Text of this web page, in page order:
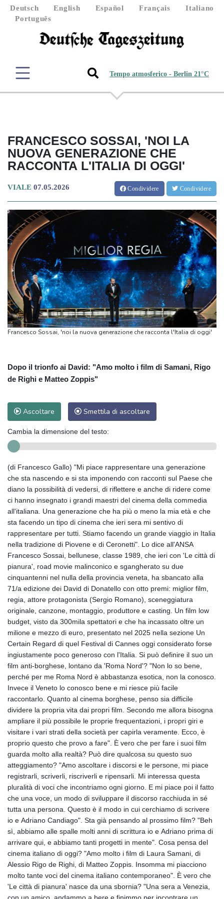
Deutsch English Español Français
Italiano
Português
Tempo atmosferico - Berlin 21°C
FRANCESCO SOSSAI, 'NOI LA
NUOVA GENERAZIONE CHE
RACCONTA L'ITALIA DI OGGI'
VIALE 07.05.2026 Condividere Condividere
Francesco Sossai, 'noi la nuova generazione che racconta l'Italia di oggi'
Dopo il trionfo ai David: "Amo molto i film di Samani, Rigo
de Righi e Matteo Zoppis"
Ascoltare Smettila di ascoltare
Cambia la dimensione del testo:
(di Francesco Gallo) "Mi piace rappresentare una generazione
che sta nascendo e si sta imponendo con racconti sul Paese che
diano la possibilità di vedersi, di riflettere e anche di ridere come
ci hanno insegnato i grandi maestri del cinema della commedia
all'italiana. Una generazione che ha più o meno la mia età e che
sta facendo un tipo di cinema che ieri sera mi sentivo di
rappresentare per tutti. Stiamo facendo un grande viaggio in Italia
nella tradizione di Piovene e di Ceronetti". Lo dice all'ANSA
Francesco Sossai, bellunese, classe 1989, che ieri con 'Le città di
pianura', road movie malinconico e sgangherato su due
cinquantenni nel nulla della provincia veneta, ha sbancato alla
71/a edizione dei David di Donatello con otto premi: miglior film,
regia, attore protagonista (Sergio Romano), sceneggiatura
originale, canzone, montaggio, produttore e casting. Un film low
budget, visto da 300mila spettatori e che ha incassato oltre un
milione e mezzo di euro, presentato nel 2025 nella sezione Un
Certain Regard di quel Festival di Cannes oggi considerato forse
ingiustamente poco generoso con l'Italia. Si può definire il suo un
film anti-borghese, lontano da 'Roma Nord'? "Non lo so bene,
perché per me Roma Nord è abbastanza esotica, non la conosco.
Invece il Veneto lo conosco bene e mi riesce più facile
raccontarlo. Quanto al cinema borghese, penso sia difficile
dividere la propria vita dai propri film. Secondo me allora bisogna
ampliare il più possibile le proprie frequentazioni, i propri giri e
visitare i vari strati della società per capirla veramente. Ecco, è
proprio questo che provo a fare". È vero che per fare i suoi film
guarda molto alla realtà? Può dire qualcosa su questo suo
atteggiamento? "Amo ascoltare i discorsi e le persone, mi piace
registrarli, scriverli, riscriverli e ripensarli. Mi interessa questa
pluralità di voci che incontriamo ogni giorno. E mi piace poi il fatto
che una voce, un modo di sviluppare il discorso racchiuda in sé
tutta una persona. Questo è il modo in cui cerchiamo di scrivere
io e Adriano Candiago". Sta già pensando al prossimo film? "Beh
sì, abbiamo alle spalle molti anni di scrittura io e Adriano prima di
arrivare qui, e abbiamo tanti progetti in mente". Cosa pensa del
cinema italiano di oggi? "Amo molto i film di Laura Samani, di
Alessio Rigo de Righi, di Matteo Zoppis. Insomma mi piacciono
molto tante voci del cinema italiano contemporaneo". È vero che
'Le città di pianura' nasce da una sbornia? "Una sera a Venezia,